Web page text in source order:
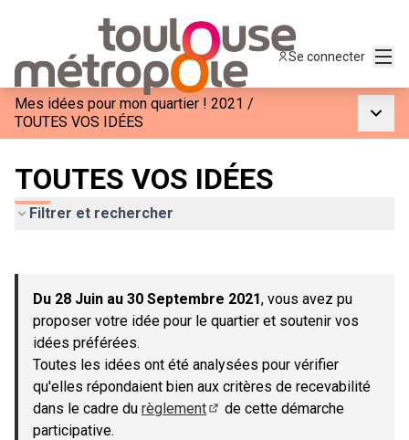
Se connecter
Mes idées pour mon quartier ! 2021 /
TOUTES VOS IDÉES
TOUTES VOS IDÉES
Filtrer et rechercher
−
Du 28 Juin au 30 Septembre 2021, vous avez pu
proposer votre idée pour le quartier et soutenir vos
idées préférées.
Toutes les idées ont été analysées pour vérifier
qu'elles répondaient bien aux critères de recevabilité
dans le cadre du règlement
de cette démarche
participative.